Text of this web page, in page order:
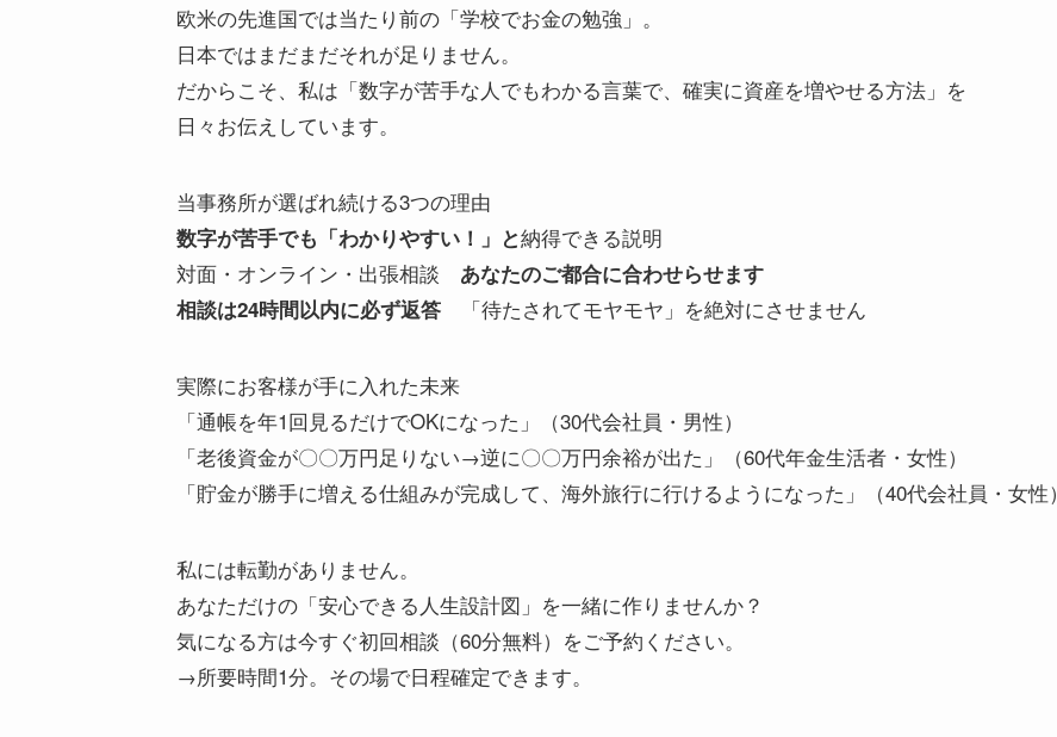
欧米の先進国では当たり前の「学校でお金の勉強」。
日本ではまだまだそれが足りません。
だからこそ、私は「数字が苦手な人でもわかる言葉で、確実に資産を増やせる方法」を
日々お伝えしています。
当事務所が選ばれ続ける3つの理由
数字が苦手でも「わかりやすい！」と納得できる説明
対面・オンライン・出張相談 あなたのご都合に合わせらせます
相談は24時間以内に必ず返答 「待たされてモヤモヤ」を絶対にさせません
実際にお客様が手に入れた未来
「通帳を年1回見るだけでOKになった」（30代会社員・男性）
「老後資金が〇〇万円足りない→逆に〇〇万円余裕が出た」（60代年金生活者・女性）
「貯金が勝手に増える仕組みが完成して、海外旅行に行けるようになった」（40代会社員・女性）
私には転勤がありません。
あなただけの「安心できる人生設計図」を一緒に作りませんか？
気になる方は今すぐ初回相談（60分無料）をご予約ください。
→所要時間1分。その場で日程確定できます。